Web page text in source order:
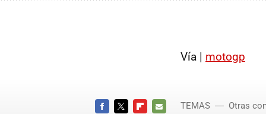
Vía | motogp
TEMAS Otras